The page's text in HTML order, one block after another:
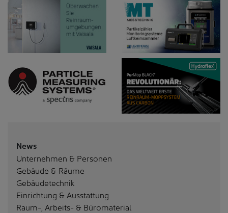
News
Unternehmen & Personen
Gebäude & Räume
Gebäudetechnik
Einrichtung & Ausstattung
Raum-, Arbeits- & Büromaterial